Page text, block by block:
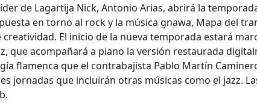
de Lagartija Nick, Antonio Arias, abrirá la
en torno al rock y la música gnawa, Mapa del
El inicio de la nueva temporada estará
que acompañará a piano la versión restaurada
flamenca que el contrabajista Pablo Martín
jornadas que incluirán otras músicas como el jazz.